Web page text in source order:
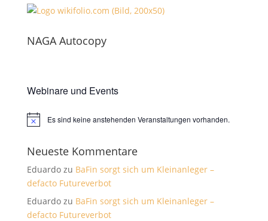
NAGA Autocopy
Webinare und Events
HinweisEs sind keine anstehenden Veranstaltungen vorhanden.
Neueste Kommentare
Eduardozu BaFin sorgt sich um Kleinanleger –
defacto Futureverbot
Eduardozu BaFin sorgt sich um Kleinanleger –
defacto Futureverbot